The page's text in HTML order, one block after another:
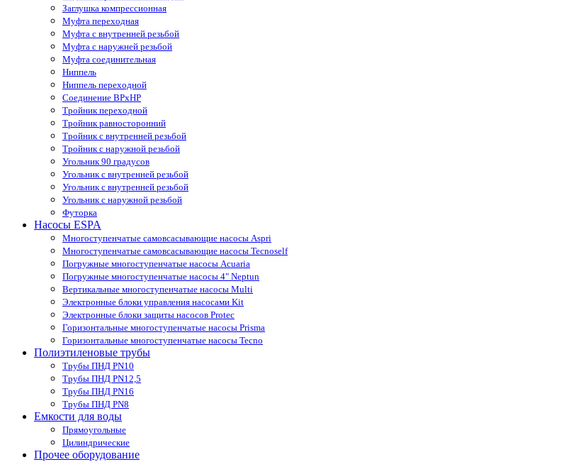
Заглушка компрессионная
Муфта переходная
Муфта с внутренней резьбой
Муфта с наружней резьбой
Муфта соединительная
Ниппель
Ниппель переходной
Соединение ВРхНР
Тройник переходной
Тройник равносторонний
Тройник с внутренней резьбой
Тройник с наружной резьбой
Угольник 90 градусов
Угольник c внутренней резьбой
Угольник с внутренней резьбой
Угольник с наружной резьбой
Футорка
Насосы ESPA
Многоступенчатые самовсасывающие насосы Aspri
Многоступенчатые самовсасывающие насосы Tecnoself
Погружные многоступенчатые насосы Acuaria
Погружные многоступенчатые насосы 4" Neptun
Вертикальные многоступенчатые насосы Multi
Электронные блоки управления насосами Kit
Электронные блоки защиты насосов Protec
Горизонтальные многоступенчатые насосы Prisma
Горизонтальные многоступенчатые насосы Tecno
Полиэтиленовые трубы
Трубы ПНД PN10
Трубы ПНД PN12,5
Трубы ПНД PN16
Трубы ПНД PN8
Емкости для воды
Прямоугольные
Цилиндрические
Прочее оборудование